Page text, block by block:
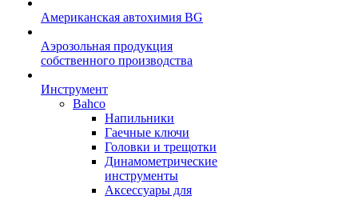
Американская автохимия BG
Аэрозольная продукция
собственного производства
Инструмент
Bahco
Напильники
Гаечные ключи
Головки и трещотки
Динамометрические
инструменты
Аксессуары для